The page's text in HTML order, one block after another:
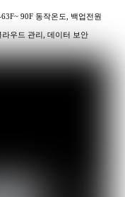
90F 동작온도, 백업전원
우드 관리, 데이터 보안